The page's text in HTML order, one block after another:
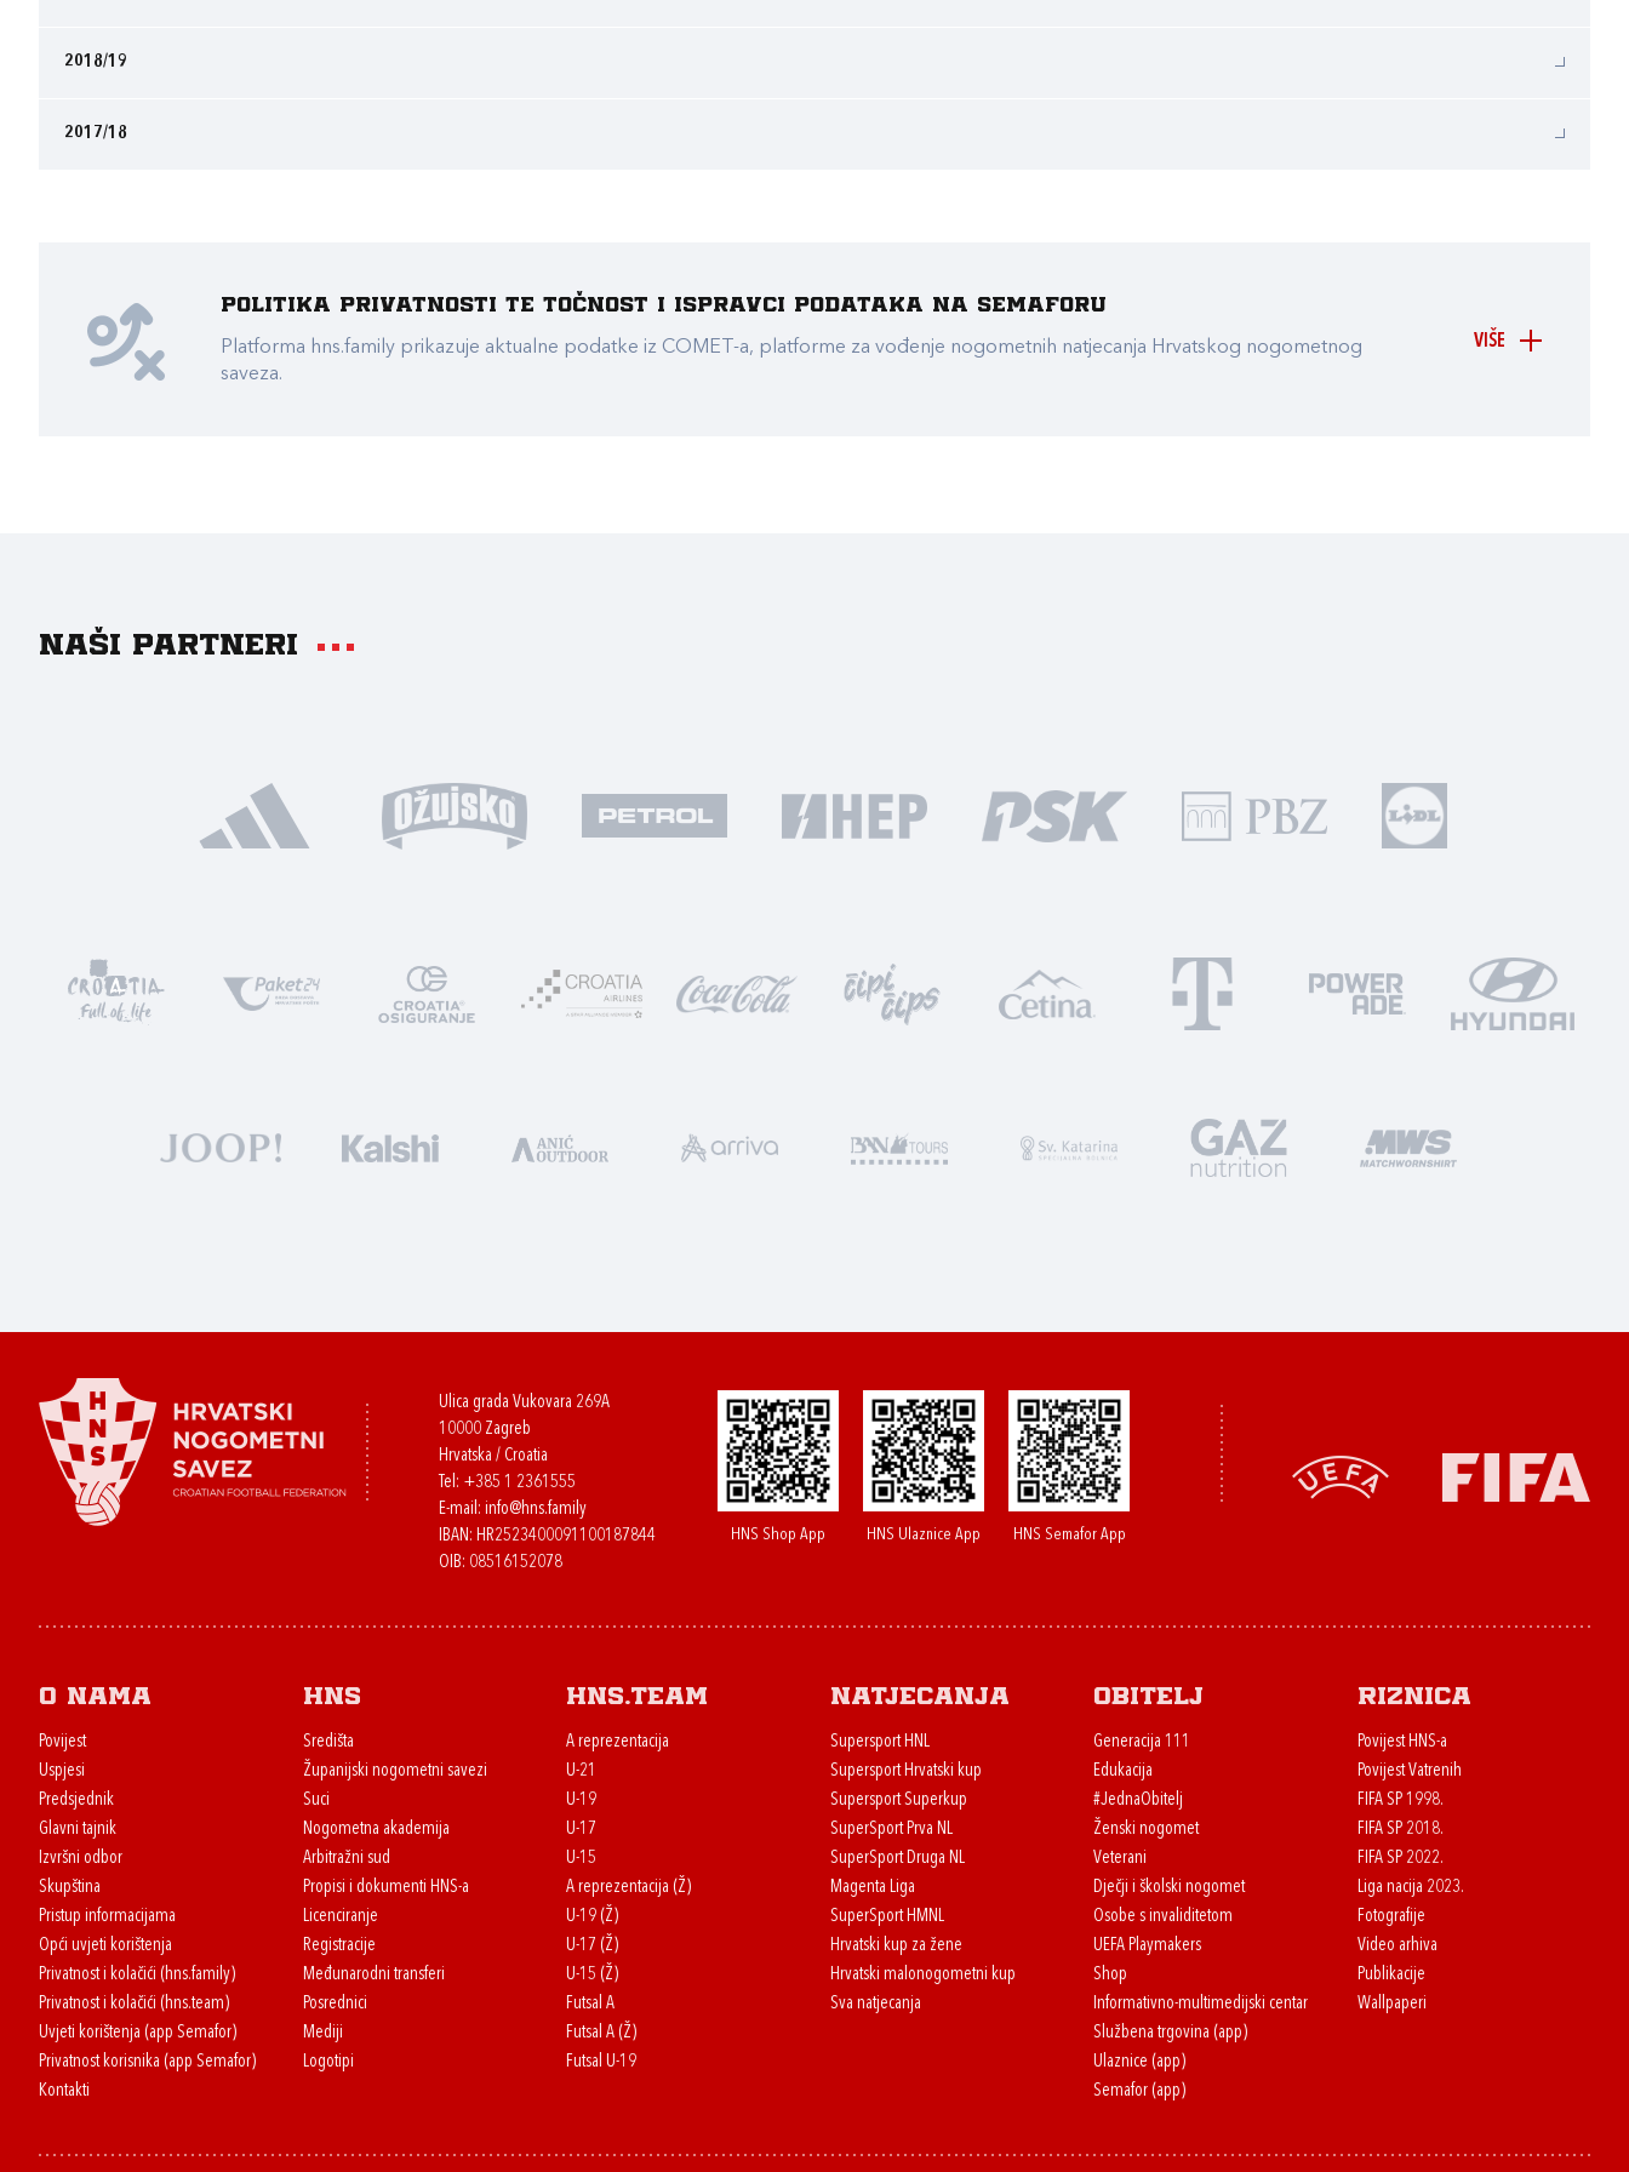
2018/19
2017/18
VIŠE
Politika privatnosti te točnost i ispravci podataka na Semaforu
Platforma hns.family prikazuje aktualne podatke iz COMET-a, platforme za vođenje nogometnih natjecanja Hrvatskog nogometnog
saveza.
Naši partneri
Ulica grada Vukovara 269A
10000 Zagreb
Hrvatska / Croatia
Tel: +385 1 2361555
E-mail: info@hns.family
IBAN: HR2523400091100187844
OIB: 08516152078
HNS Shop App HNS Ulaznice App HNS Semafor App
O nama
Povijest
Uspjesi
Predsjednik
Glavni tajnik
Izvršni odbor
Skupština
Pristup informacijama
Opći uvjeti korištenja
Privatnost i kolačići (hns.family)
Privatnost i kolačići (hns.team)
Uvjeti korištenja (app Semafor)
Privatnost korisnika (app Semafor)
Kontakti
HNS
Središta
Županijski nogometni savezi
Suci
Nogometna akademija
Arbitražni sud
Propisi i dokumenti HNS-a
Licenciranje
Registracije
Međunarodni transferi
Posrednici
Mediji
Logotipi
HNS.team
A reprezentacija
U-21
U-19
U-17
U-15
A reprezentacija (Ž)
U-19 (Ž)
U-17 (Ž)
U-15 (Ž)
Futsal A
Futsal A (Ž)
Futsal U-19
Natjecanja
Supersport HNL
Supersport Hrvatski kup
Supersport Superkup
SuperSport Prva NL
SuperSport Druga NL
Magenta Liga
SuperSport HMNL
Hrvatski kup za žene
Hrvatski malonogometni kup
Sva natjecanja
Obitelj
Generacija 111
Edukacija
#JednaObitelj
Ženski nogomet
Veterani
Dječji i školski nogomet
Osobe s invaliditetom
UEFA Playmakers
Shop
Informativno-multimedijski centar
Službena trgovina (app)
Ulaznice (app)
Semafor (app)
Riznica
Povijest HNS-a
Povijest Vatrenih
FIFA SP 1998.
FIFA SP 2018.
FIFA SP 2022.
Liga nacija 2023.
Fotografije
Video arhiva
Publikacije
Wallpaperi